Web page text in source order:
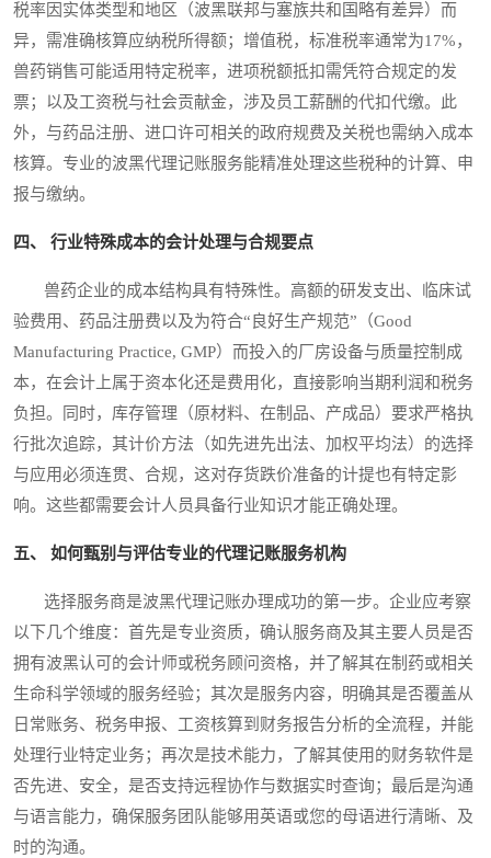
税率因实体类型和地区（波黑联邦与塞族共和国略有差异）而
异，需准确核算应纳税所得额；增值税，标准税率通常为17%，
兽药销售可能适用特定税率，进项税额抵扣需凭符合规定的发
票；以及工资税与社会贡献金，涉及员工薪酬的代扣代缴。此
外，与药品注册、进口许可相关的政府规费及关税也需纳入成本
核算。专业的波黑代理记账服务能精准处理这些税种的计算、申
报与缴纳。
四、 行业特殊成本的会计处理与合规要点
兽药企业的成本结构具有特殊性。高额的研发支出、临床试
验费用、药品注册费以及为符合“良好生产规范”（Good
Manufacturing Practice, GMP）而投入的厂房设备与质量控制成
本，在会计上属于资本化还是费用化，直接影响当期利润和税务
负担。同时，库存管理（原材料、在制品、产成品）要求严格执
行批次追踪，其计价方法（如先进先出法、加权平均法）的选择
与应用必须连贯、合规，这对存货跌价准备的计提也有特定影
响。这些都需要会计人员具备行业知识才能正确处理。
五、 如何甄别与评估专业的代理记账服务机构
选择服务商是波黑代理记账办理成功的第一步。企业应考察
以下几个维度：首先是专业资质，确认服务商及其主要人员是否
拥有波黑认可的会计师或税务顾问资格，并了解其在制药或相关
生命科学领域的服务经验；其次是服务内容，明确其是否覆盖从
日常账务、税务申报、工资核算到财务报告分析的全流程，并能
处理行业特定业务；再次是技术能力，了解其使用的财务软件是
否先进、安全，是否支持远程协作与数据实时查询；最后是沟通
与语言能力，确保服务团队能够用英语或您的母语进行清晰、及
时的沟通。